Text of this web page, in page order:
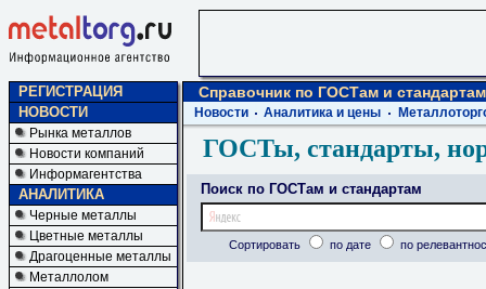
РЕГИСТРАЦИЯ
НОВОСТИ
Рынка металлов
Новости компаний
Информагентства
АНАЛИТИКА
Черные металлы
Цветные металлы
Драгоценные металлы
Металлолом
Справочник по ГОСТам и стандартам
Новости Аналитика и цены
ГОСТы, стандарты,
Поиск по ГОСТам и стандартам
Сортировать по дате по